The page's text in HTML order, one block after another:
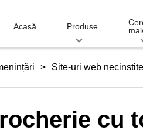
Acasă Produse
Site-uri web necinstite
cu